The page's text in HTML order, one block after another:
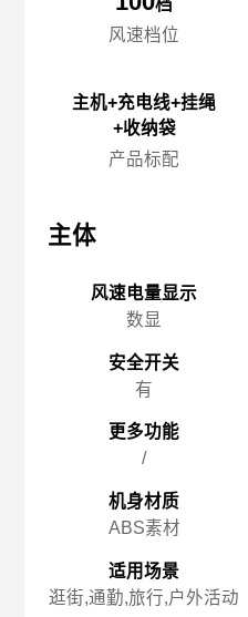
档
风速档位
主机+充电线+挂绳
+收纳袋
产品标配
主体
风速电量显示
数显
安全开关
有
更多功能
/
机身材质
ABS素材
适用场景
逛街,通勤,旅行,户外活动